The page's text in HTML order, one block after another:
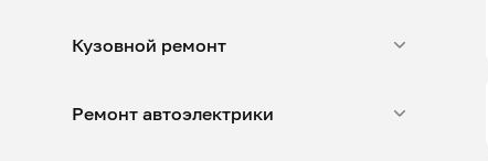
Кузовной ремонт
Ремонт автоэлектрики